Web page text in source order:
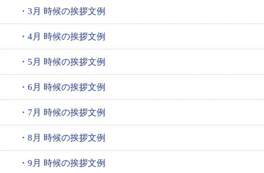
・3月 時候の挨拶文例
・4月 時候の挨拶文例
・5月 時候の挨拶文例
・6月 時候の挨拶文例
・7月 時候の挨拶文例
・8月 時候の挨拶文例
・9月 時候の挨拶文例